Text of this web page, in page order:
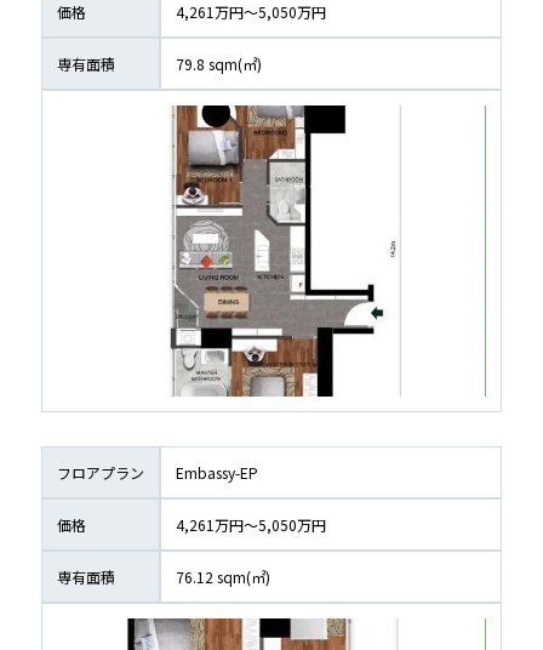
価格 4,261万円〜5,050万円
専有面積 79.8 sqm(㎡)
フロアプラン Embassy-EP
価格 4,261万円〜5,050万円
専有面積 76.12 sqm(㎡)